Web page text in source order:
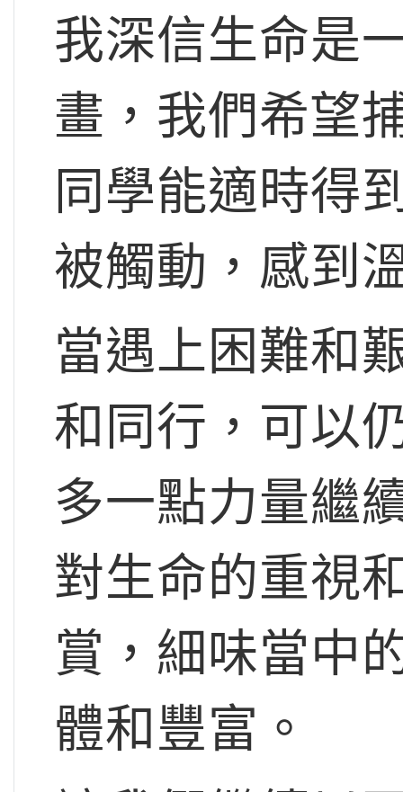
我深信生命是
畫，我們希望
同學能適時得
被觸動，感到
當遇上困難和
和同行，可以
多一點力量繼
對生命的重視
賞，細味當中
體和豐富。